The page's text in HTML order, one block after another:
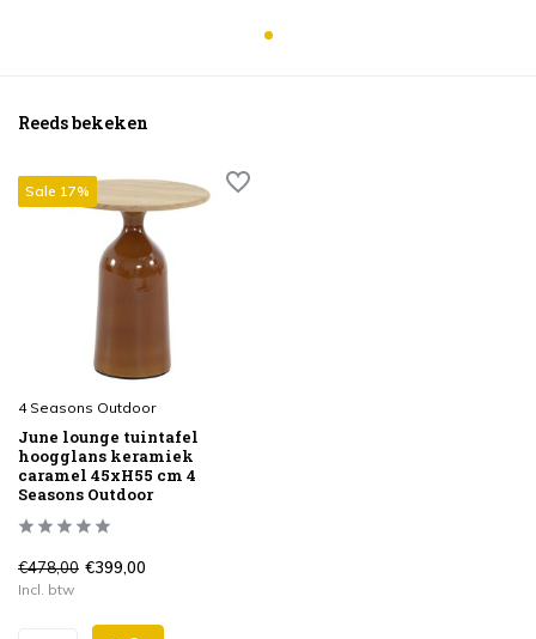
Reeds bekeken
Sale 17%
4 Seasons Outdoor
June lounge tuintafel
hoogglans keramiek
caramel 45xH55 cm 4
Seasons Outdoor
€478,00 €399,00
Incl. btw